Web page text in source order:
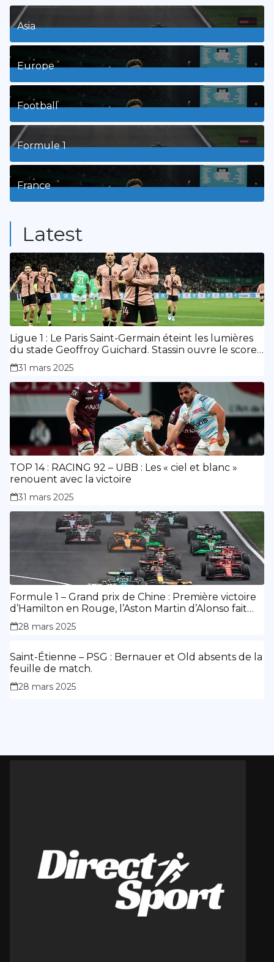
Asia
1Posts
Europe
3Posts
Football
8Posts
Formule 1
3Posts
France
Latest
Ligue 1 : Le Paris Saint-Germain éteint les lumières
du stade Geoffroy Guichard. Stassin ouvre le score,
doublé de Doué.
31 mars 2025
TOP 14 : RACING 92 – UBB : Les « ciel et blanc »
renouent avec la victoire
31 mars 2025
Formule 1 – Grand prix de Chine : Première victoire
d’Hamilton en Rouge, l’Aston Martin d’Alonso fait
des siennes.
28 mars 2025
Saint-Étienne – PSG : Bernauer et Old absents de la
feuille de match.
28 mars 2025